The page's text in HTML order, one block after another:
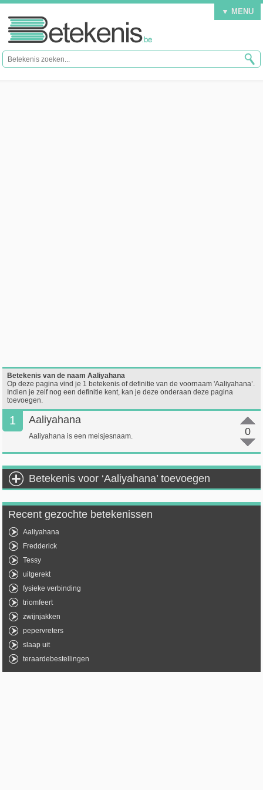
▼ MENU
Betekenis van de naam Aaliyahana
Op deze pagina vind je 1 betekenis of definitie van de voornaam 'Aaliyahana’.
Indien je zelf nog een definitie kent, kan je deze onderaan deze pagina
toevoegen.
1
0
Aaliyahana
Aaliyahana is een meisjesnaam.
Betekenis voor ‘Aaliyahana’ toevoegen
Recent gezochte betekenissen
Aaliyahana
Fredderick
Tessy
uitgerekt
fysieke verbinding
triomfeert
zwijnjakken
pepervreters
slaap uit
teraardebestellingen